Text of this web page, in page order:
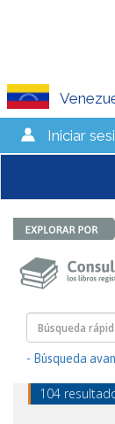
Iniciar
- Búsqueda
104